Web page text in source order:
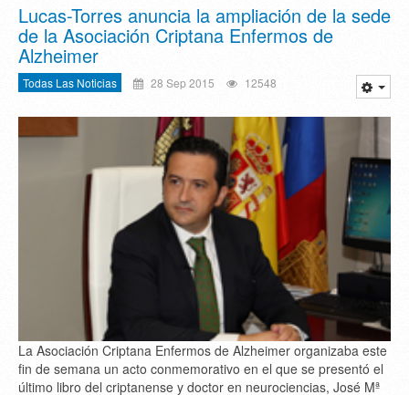
Lucas-Torres anuncia la ampliación de la sede
de la Asociación Criptana Enfermos de
Alzheimer
Todas Las Noticias 28 Sep 2015 12548
La Asociación Criptana Enfermos de Alzheimer organizaba este
fin de semana un acto conmemorativo en el que se presentó el
último libro del criptanense y doctor en neurociencias, José Mª